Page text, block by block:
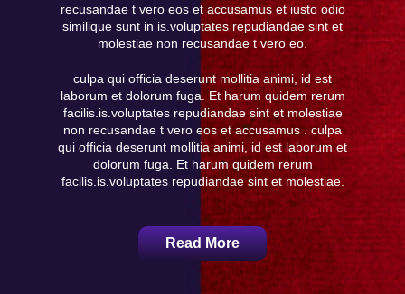
recusandae t vero eos et accusamus et iusto odio
similique sunt in is.voluptates repudiandae sint et
molestiae non recusandae t vero eo.
culpa qui officia deserunt mollitia animi, id est
laborum et dolorum fuga. Et harum quidem rerum
facilis.is.voluptates repudiandae sint et molestiae
non recusandae t vero eos et accusamus . culpa
qui officia deserunt mollitia animi, id est laborum et
dolorum fuga. Et harum quidem rerum
facilis.is.voluptates repudiandae sint et molestiae.
Read More